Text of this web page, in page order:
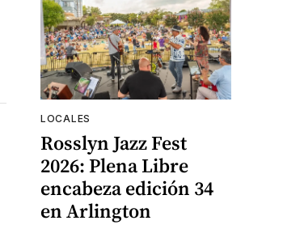
LOCALES
Rosslyn Jazz Fest
2026: Plena Libre
encabeza edición 34
en Arlington